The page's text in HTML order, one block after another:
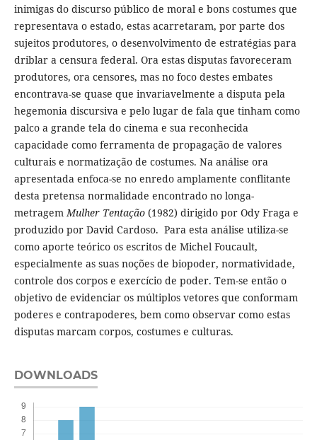
inimigas do discurso público de moral e bons costumes que
representava o estado, estas acarretaram, por parte dos
sujeitos produtores, o desenvolvimento de estratégias para
driblar a censura federal. Ora estas disputas favoreceram
produtores, ora censores, mas no foco destes embates
encontrava-se quase que invariavelmente a disputa pela
hegemonia discursiva e pelo lugar de fala que tinham como
palco a grande tela do cinema e sua reconhecida
capacidade como ferramenta de propagação de valores
culturais e normatização de costumes. Na análise ora
apresentada enfoca-se no enredo amplamente conflitante
desta pretensa normalidade encontrado no longa-
metragemMulher Tentação(1982) dirigido por Ody Fraga e
produzido por David Cardoso. Para esta análise utiliza-se
como aporte teórico os escritos de Michel Foucault,
especialmente as suas noções de biopoder, normatividade,
controle dos corpos e exercício de poder. Tem-se então o
objetivo de evidenciar os múltiplos vetores que conformam
poderes e contrapoderes, bem como observar como estas
disputas marcam corpos, costumes e culturas.
DOWNLOADS